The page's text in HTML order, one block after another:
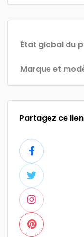
État global du
Marque et
Partagez ce